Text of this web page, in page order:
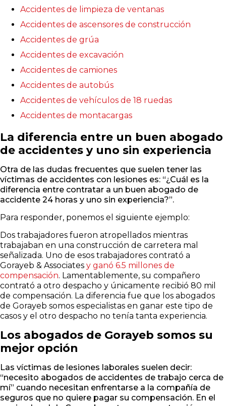
Accidentes de limpieza de ventanas
Accidentes de ascensores de construcción
Accidentes de grúa
Accidentes de excavación
Accidentes de camiones
Accidentes de autobús
Accidentes de vehículos de 18 ruedas
Accidentes de montacargas
La diferencia entre un buen abogado
de accidentes y uno sin experiencia
Otra de las dudas frecuentes que suelen tener las
víctimas de accidentes con lesiones es: “¿Cuál es la
diferencia entre contratar a un buen abogado de
accidente 24 horas y uno sin experiencia?”.
Para responder, ponemos el siguiente ejemplo:
Dos trabajadores fueron atropellados mientras
trabajaban en una construcción de carretera mal
señalizada. Uno de esos trabajadores contrató a
Gorayeb & Associates y ganó 6.5 millones de
compensación. Lamentablemente, su compañero
contrató a otro despacho y únicamente recibió 80 mil
de compensación. La diferencia fue que los abogados
de Gorayeb somos especialistas en ganar este tipo de
casos y el otro despacho no tenía tanta experiencia.
Los abogados de Gorayeb somos su
mejor opción
Las víctimas de lesiones laborales suelen decir:
“necesito abogados de accidentes de trabajo cerca de
mí” cuando necesitan enfrentarse a la compañía de
seguros que no quiere pagar su compensación. En el